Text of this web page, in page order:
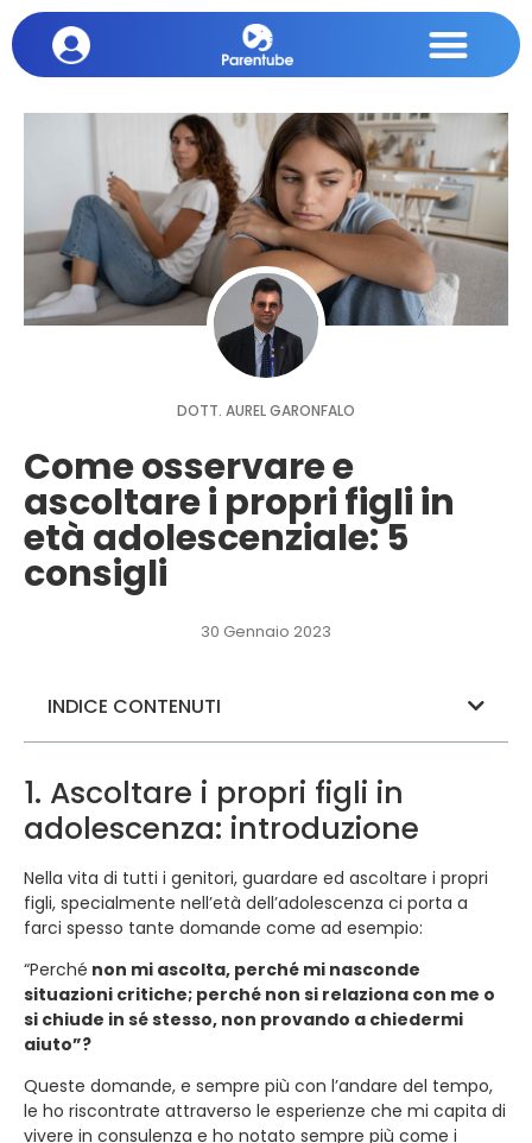
DOTT. AUREL GARONFALO
Come osservare e
ascoltare i propri figli in
età adolescenziale: 5
consigli
30 Gennaio 2023
INDICE CONTENUTI
1. Ascoltare i propri figli in
adolescenza: introduzione
Nella vita di tutti i genitori, guardare ed ascoltare i propri
figli, specialmente nell’età dell’adolescenza ci porta a
farci spesso tante domande come ad esempio:
“Perché non mi ascolta, perché mi nasconde
situazioni critiche; perché non si relaziona con me o
si chiude in sé stesso, non provando a chiedermi
aiuto”?
Queste domande, e sempre più con l’andare del tempo,
le ho riscontrate attraverso le esperienze che mi capita di
vivere in consulenza e ho notato sempre più come i